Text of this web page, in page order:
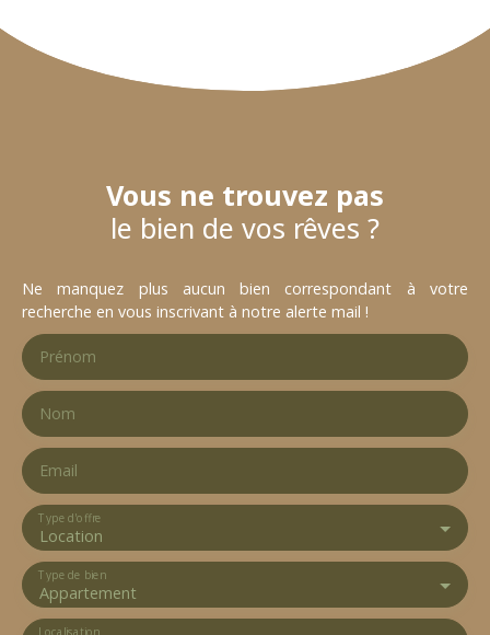
Vous ne trouvez pas
le bien de vos rêves ?
Ne manquez plus aucun bien correspondant à votre
recherche en vous inscrivant à notre alerte mail !
Prénom
Nom
Email
Location
Type d'offre
Appartement
Type de bien
Localisation